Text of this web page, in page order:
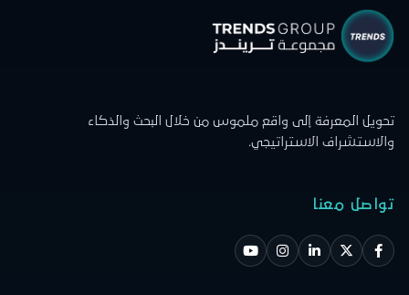
تحويل المعرفة إلى واقع ملموس من خلال البحث والذكاء
والاستشراف الاستراتيجي.
تواصل معنا